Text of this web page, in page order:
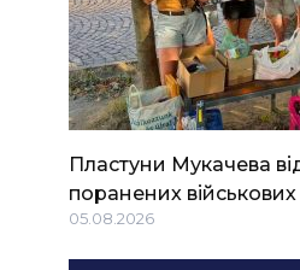
Пластуни Мукачева
поранених військових
05.08.2026